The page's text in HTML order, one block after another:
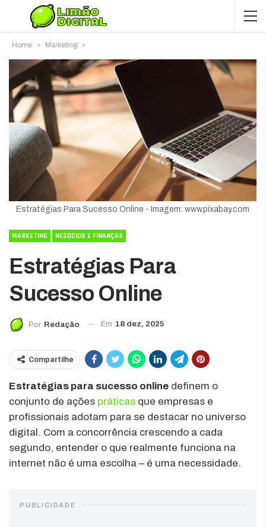
Home Marketing
Estratégias Para Sucesso Online - Imagem: www.pixabay.com
MARKETING NEGÓCIOS E FINANÇAS
Estratégias Para
Sucesso Online
Por Redação Em 18 dez, 2025
Compartilhe
Estratégias para sucesso online definem o
conjunto de ações práticas que empresas e
profissionais adotam para se destacar no universo
digital. Com a concorrência crescendo a cada
segundo, entender o que realmente funciona na
internet não é uma escolha – é uma necessidade.
PUBLICIDADE